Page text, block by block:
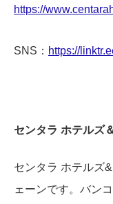
https://
SNS： https://
センタラ ホテルズ
センタラ ホテルズ
ェーンです。バン